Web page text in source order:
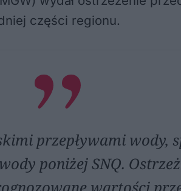
części regionu.
przepływami wody,
poniżej SNQ.